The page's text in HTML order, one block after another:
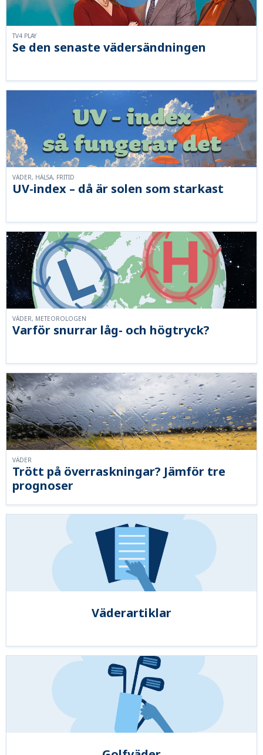
Se den senaste vädersändningen
TV4 PLAY
UV-index – då är solen som starkast
VÄDER, HÄLSA, FRITID
Varför snurrar låg- och högtryck?
VÄDER, METEOROLOGEN
Trött på överraskningar? Jämför tre
prognoser
VÄDER
Väderartiklar